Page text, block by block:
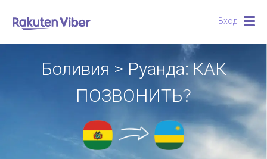
Вход
Боливия > Руанда: КАК
ПОЗВОНИТЬ?